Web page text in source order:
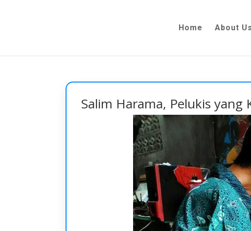
Home About Us
Salim Harama, Pelukis yang